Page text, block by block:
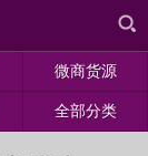
微商货源
全部分类